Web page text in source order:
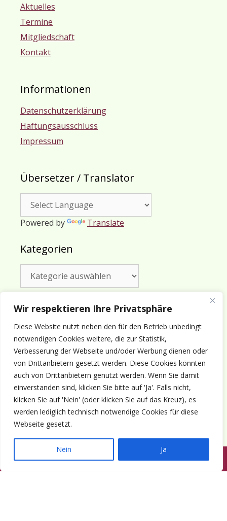
Wir respektieren Ihre Privatsphäre
Diese Website nutzt neben den für den Betrieb unbedingt
notwendigen Cookies weitere, die zur Statistik,
Verbesserung der Webseite und/oder Werbung dienen oder
von Drittanbietern gesetzt werden. Diese Cookies könnten
auch von Drittanbietern genutzt werden. Wenn Sie damit
einverstanden sind, klicken Sie bitte auf 'Ja'. Falls nicht,
klicken Sie auf 'Nein' (oder klicken Sie auf das Kreuz), es
werden lediglich technisch notwendige Cookies für diese
Webseite gesetzt.
Nein Ja
Aktuelles
Termine
Mitgliedschaft
Kontakt
Informationen
Datenschutzerklärung
Haftungsausschluss
Impressum
Übersetzer / Translator
Powered by Translate
Kategorien
Förderverein Schifffahrtsgeschichte
Cuxhaven e.V.
Ohlroggestraße 1 - D-27472 Cuxhaven
Telefon: 0 47 21 - 51 07 362
Vorsitzender & inhaltlich Verantwortlicher:
Horst Huthsfeldt
Stellv. Vorsitzender: Horst Olimsky